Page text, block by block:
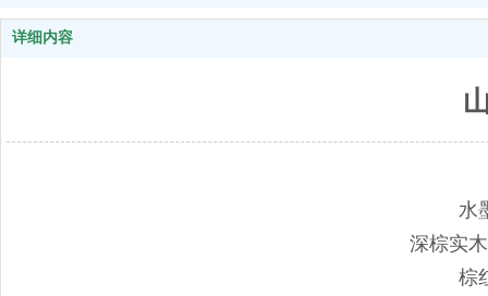
详细内容
水
深棕实
棕